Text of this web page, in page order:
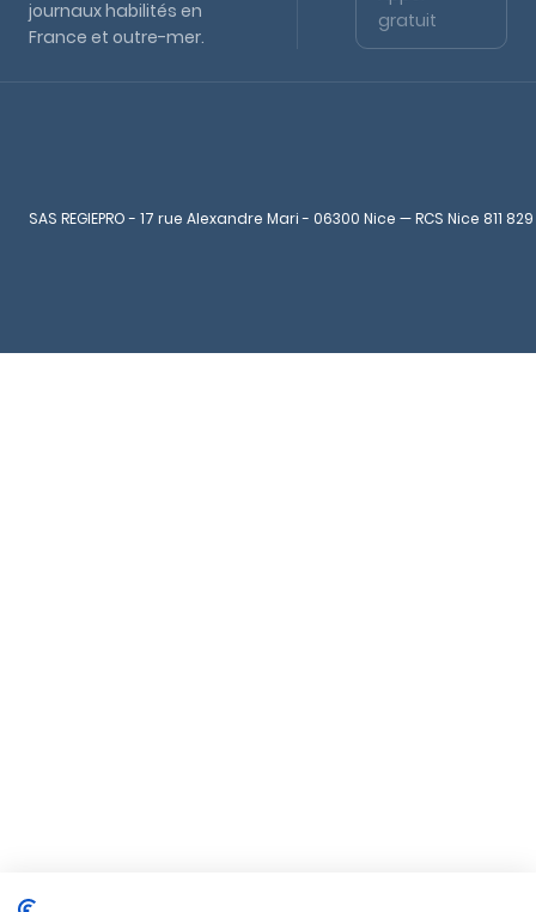
journaux habilités en
France et outre-mer.
gratuit
SAS REGIEPRO - 17 rue Alexandre Mari - 06300 Nice — RCS Nice 811